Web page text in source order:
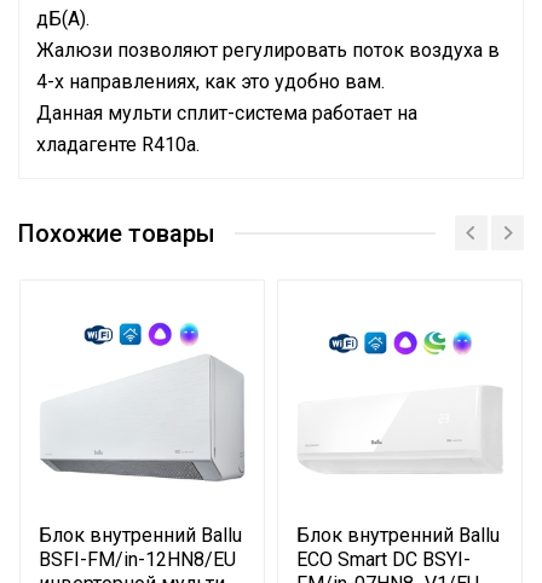
дБ(А).
Жалюзи позволяют регулировать поток воздуха в
4-х направлениях, как это удобно вам.
Данная мульти сплит-система работает на
хладагенте R410a.
производительность
мобильного приложения
подключении съемного Wi-
модуля
Система
неисправности
Подсветка пульта Да
Похожие товары
Блок внутренний Ballu
BSFI-FM/in-12HN8/EU
Блок внутренний Ballu
ECO Smart DC BSYI-